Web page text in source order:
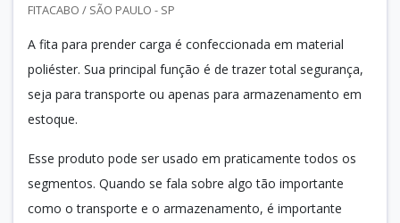
FITACABO / SÃO PAULO - SP
A fita para prender carga é confeccionada em material
poliéster. Sua principal função é de trazer total segurança,
seja para transporte ou apenas para armazenamento em
estoque.
Esse produto pode ser usado em praticamente todos os
segmentos. Quando se fala sobre algo tão importante
como o transporte e o armazenamento, é importante